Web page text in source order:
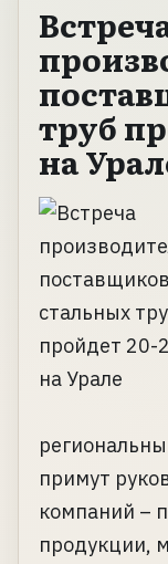
труб
на
примут
компаний –
продукции,